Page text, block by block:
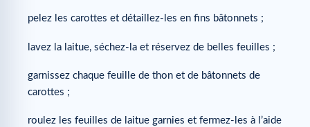
pelez les carottes et détaillez-les en fins bâtonnets ;
lavez la laitue, séchez-la et réservez de belles feuilles ;
garnissez chaque feuille de thon et de bâtonnets de
carottes ;
roulez les feuilles de laitue garnies et fermez-les à l’aide